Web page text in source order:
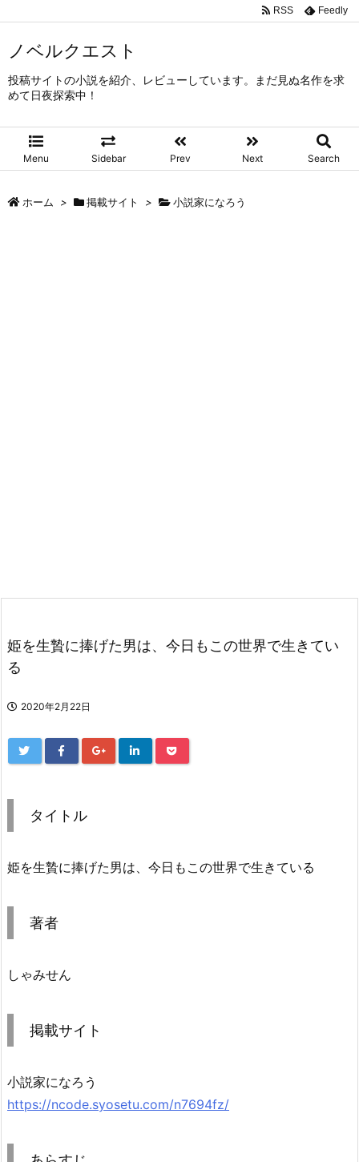
ノベルクエスト
投稿サイトの小説を紹介、レビューしています。まだ見ぬ名作を求
めて日夜探索中！
Menu Sidebar Prev Next Search
RSS Feedly
ホーム > 掲載サイト > 小説家になろう
姫を生贄に捧げた男は、今日もこの世界で生きてい
る
2020年2月22日
タイトル
姫を生贄に捧げた男は、今日もこの世界で生きている
著者
しゃみせん
掲載サイト
小説家になろう
https://ncode.syosetu.com/n7694fz/